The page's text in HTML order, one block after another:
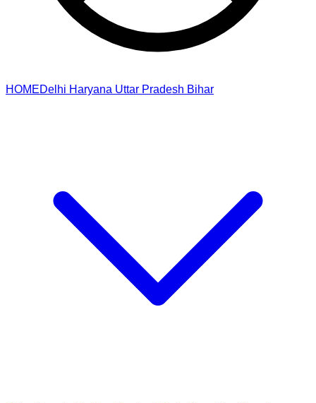
HOMEDelhi Haryana Uttar Pradesh Bihar